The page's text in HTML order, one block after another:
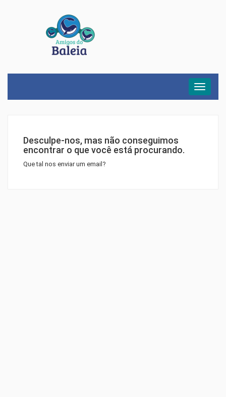
Menu
Desculpe-nos, mas não conseguimos
encontrar o que você está procurando.
Que tal nos enviar um email?